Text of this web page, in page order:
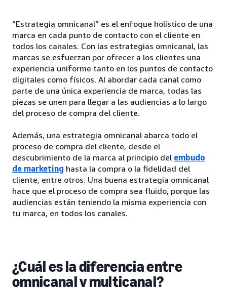
“Estrategia omnicanal” es el enfoque holístico de una
marca en cada punto de contacto con el cliente en
todos los canales. Con las estrategias omnicanal, las
marcas se esfuerzan por ofrecer a los clientes una
experiencia uniforme tanto en los puntos de contacto
digitales como físicos. Al abordar cada canal como
parte de una única experiencia de marca, todas las
piezas se unen para llegar a las audiencias a lo largo
del proceso de compra del cliente.
Además, una estrategia omnicanal abarca todo el
proceso de compra del cliente, desde el
descubrimiento de la marca al principio del embudo
de marketing hasta la compra o la fidelidad del
cliente, entre otros. Una buena estrategia omnicanal
hace que el proceso de compra sea fluido, porque las
audiencias están teniendo la misma experiencia con
tu marca, en todos los canales.
¿Cuál es la diferencia entre
omnicanal y multicanal?